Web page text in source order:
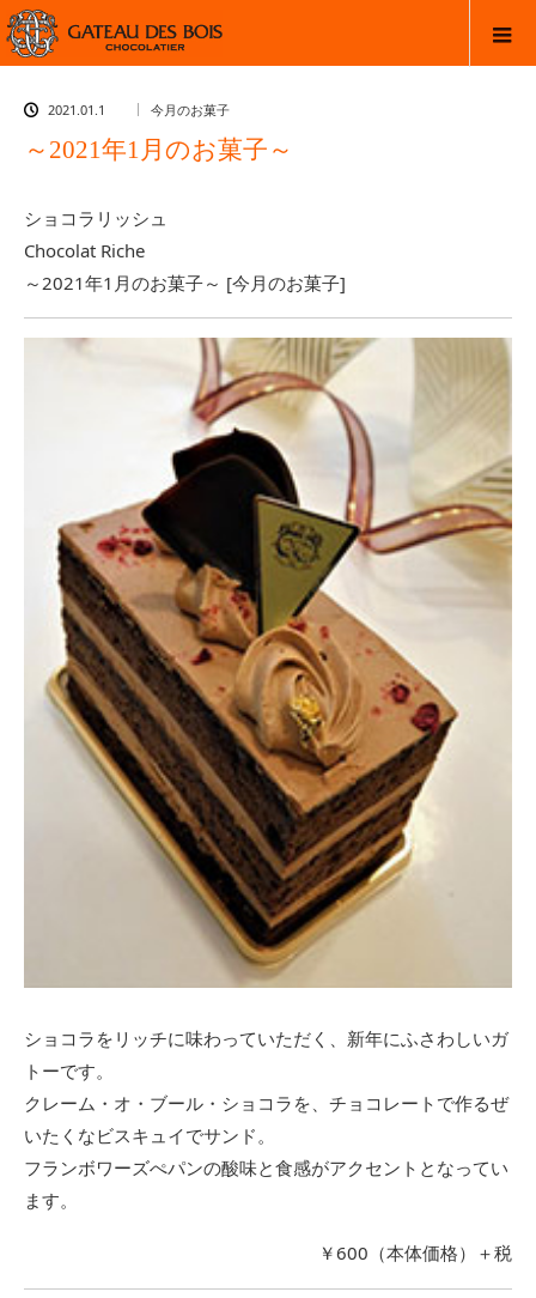
2021.01.1 今月のお菓子
～2021年1月のお菓子～
ショコラリッシュ
Chocolat Riche
～2021年1月のお菓子～ [今月のお菓子]
ショコラをリッチに味わっていただく、新年にふさわしいガ
トーです。
クレーム・オ・ブール・ショコラを、チョコレートで作るぜ
いたくなビスキュイでサンド。
フランボワーズぺパンの酸味と食感がアクセントとなってい
ます。
￥600（本体価格）＋税